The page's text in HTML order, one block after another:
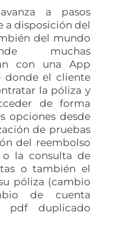
a pasos
a disposición del
del mundo
muchas
con una App
donde el cliente
la póliza y
de forma
opciones desde
de pruebas
del reembolso
o la consulta de
o también el
póliza (cambio
de cuenta
pdf duplicado